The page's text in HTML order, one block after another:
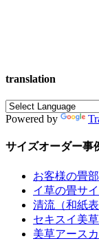
translation
Powered by
サイズオーダー事
お客様の畳
イ草の畳サ
清流（和紙
セキスイ美
美草アース